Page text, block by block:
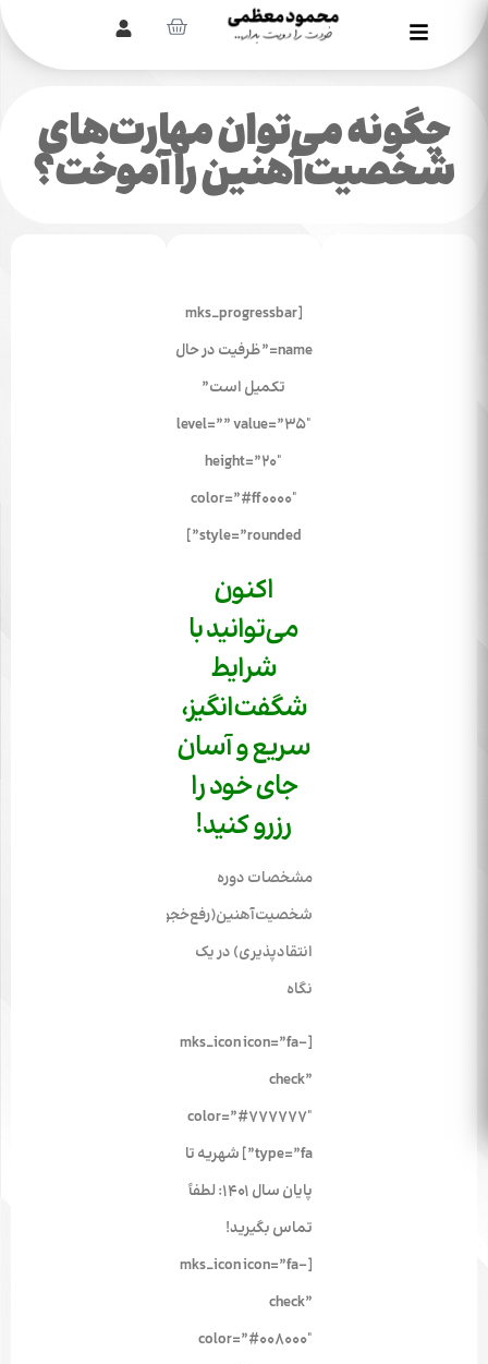
چگونه می‌توان مهارت‌های
شخصیت‌آهنین را آموخت؟
[mks_progressbar
name=”ظرفیت در حال
تکمیل است”
level=”” value=”35″
height=”20″
color=”#ff0000″
style=”rounded”]
اکنون
می‌توانید با
شرایط
شگفت‌انگیز،
سریع و آسان
جای خود را
رزرو کنید!
مشخصات‌ دوره
شخصیت‌آهنین(رفع‌خجولی،
انتقادپذیری) در یک
نگاه
[mks_icon icon=”fa-
check”
color=”#777777″
type=”fa”] شهریه‌ تا
پایان سال 1401: لطفاً
تماس بگیرید!
[mks_icon icon=”fa-
check”
color=”#008000″